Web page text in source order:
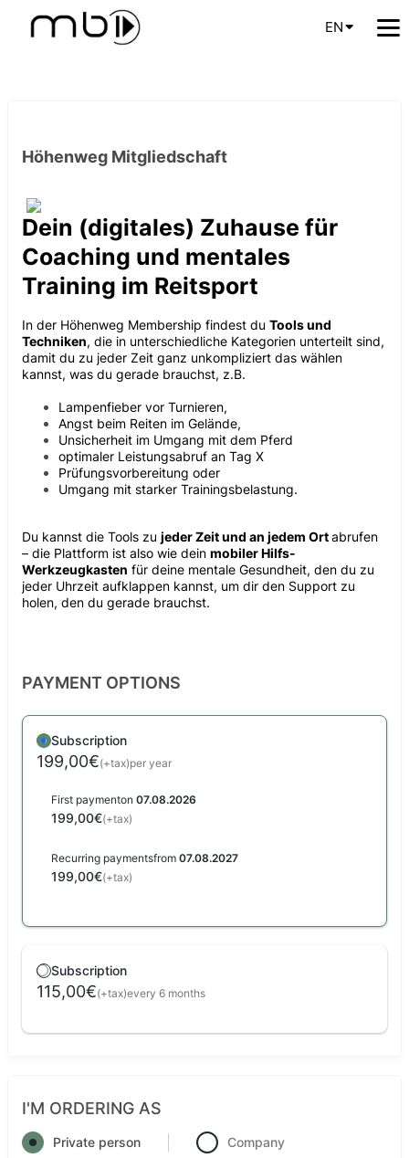
EN
Höhenweg Mitgliedschaft
Dein (digitales) Zuhause für
Coaching und mentales
Training im Reitsport
In der Höhenweg Membership findest du Tools und
Techniken, die in unterschiedliche Kategorien unterteilt sind,
damit du zu jeder Zeit ganz unkompliziert das wählen
kannst, was du gerade brauchst, z.B.
Lampenfieber vor Turnieren,
Angst beim Reiten im Gelände,
Unsicherheit im Umgang mit dem Pferd
optimaler Leistungsabruf an Tag X
Prüfungsvorbereitung oder
Umgang mit starker Trainingsbelastung.
Du kannst die Tools zu jeder Zeit und an jedem Ortabrufen
– die Plattform ist also wie dein mobiler Hilfs-
Werkzeugkasten für deine mentale Gesundheit, den du zu
jeder Uhrzeit aufklappen kannst, um dir den Support zu
holen, den du gerade brauchst.
PAYMENT OPTIONS
Subscription
199,00€(+tax)per year
First paymenton 07.08.2026
199,00€(+tax)
Recurring paymentsfrom 07.08.2027
199,00€(+tax)
Subscription
115,00€(+tax)every 6 months
I'M ORDERING AS
Private person Company